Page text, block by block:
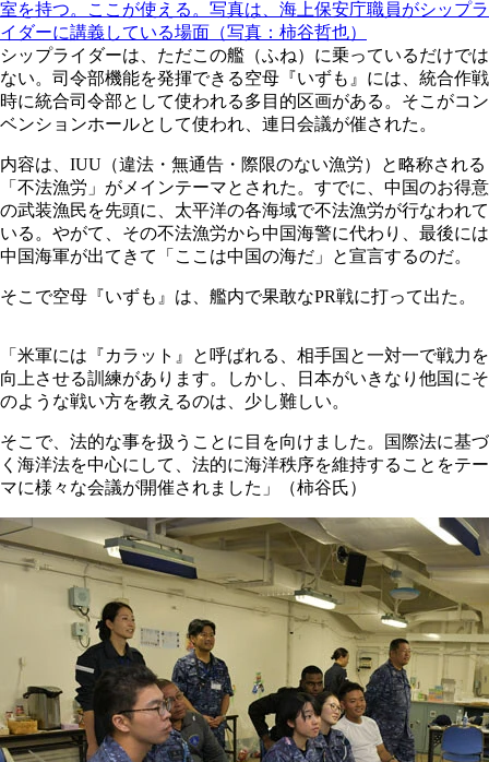
室を持つ。ここが使える。写真は、海上保安庁職員がシップラ
イダーに講義している場面（写真：柿谷哲也）
シップライダーは、ただこの艦（ふね）に乗っているだけでは
ない。司令部機能を発揮できる空母『いずも』には、統合作戦
時に統合司令部として使われる多目的区画がある。そこがコン
ベンションホールとして使われ、連日会議が催された。
内容は、IUU（違法・無通告・際限のない漁労）と略称される
「不法漁労」がメインテーマとされた。すでに、中国のお得意
の武装漁民を先頭に、太平洋の各海域で不法漁労が行なわれて
いる。やがて、その不法漁労から中国海警に代わり、最後には
中国海軍が出てきて「ここは中国の海だ」と宣言するのだ。
そこで空母『いずも』は、艦内で果敢なPR戦に打って出た。
「米軍には『カラット』と呼ばれる、相手国と一対一で戦力を
向上させる訓練があります。しかし、日本がいきなり他国にそ
のような戦い方を教えるのは、少し難しい。
そこで、法的な事を扱うことに目を向けました。国際法に基づ
く海洋法を中心にして、法的に海洋秩序を維持することをテー
マに様々な会議が開催されました」（柿谷氏）